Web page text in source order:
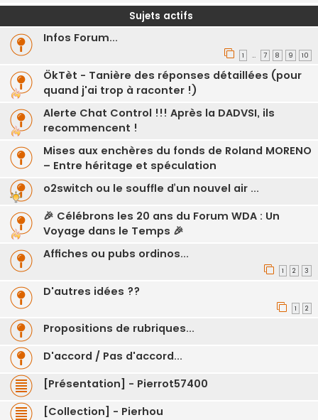
Sujets actifs
Infos Forum...
1 … 7 8 9 10
ÖkTèt - Tanière des réponses détaillées (pour
quand j'ai trop à raconter !)
Alerte Chat Control !!! Après la DADVSI, ils
recommencent !
Mises aux enchères du fonds de Roland MORENO
– Entre héritage et spéculation
o2switch ou le souffle d’un nouvel air ...
🎉 Célébrons les 20 ans du Forum WDA : Un
Voyage dans le Temps 🎉
Affiches ou pubs ordinos...
1 2 3
D'autres idées ??
1 2
Propositions de rubriques...
D'accord / Pas d'accord...
[Présentation] - Pierrot57400
[Collection] - Pierhou